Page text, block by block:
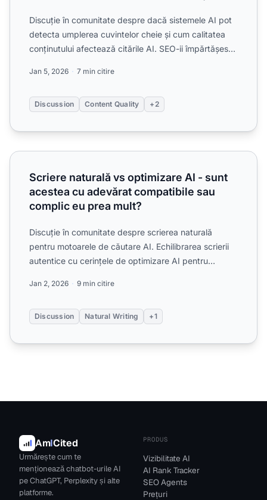
Discuție în comunitate despre dacă sistemele AI pot
detecta umplerea cuvintelor cheie și cum calitatea
conținutului afectează citările AI. SEO-ii împărtășesc
Jan 5, 2026 7 min citire
Discussion Content Quality +2
Scriere naturală vs optimizare AI - sunt acestea cu
Scriere naturală vs optimizare AI - sunt
acestea cu adevărat compatibile sau
complic eu prea mult?
Discuție în comunitate despre scrierea naturală
pentru motoarele de căutare AI. Echilibrarea scrierii
autentice cu cerințele de optimizare AI pentru
Jan 2, 2026 9 min citire
Discussion Natural Writing +1
AmICited
Urmărește cum te
menționează chatbot-urile AI
pe ChatGPT, Perplexity și alte
platforme.
PRODUS
Vizibilitate AI
AI Rank Tracker
SEO Agents
Prețuri